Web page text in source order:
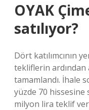
OYAK
satılıyor?
Dört katılımcının
tekliflerin ardından
tamamlandı. İhale
yüzde 70 hissesine
milyon lira teklif